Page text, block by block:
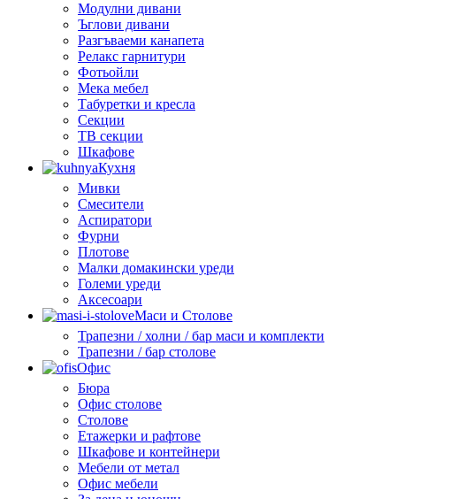
Модулни дивани
Ъглови дивани
Разгъваеми канапета
Релакс гарнитури
Фотьойли
Мека мебел
Табуретки и кресла
Секции
ТВ секции
Шкафове
Кухня
Мивки
Смесители
Аспиратори
Фурни
Плотове
Малки домакински уреди
Големи уреди
Аксесоари
Маси и Столове
Трапезни / холни / бар маси и комплекти
Трапезни / бар столове
Офис
Бюра
Офис столове
Столове
Етажерки и рафтове
Шкафове и контейнери
Мебели от метал
Офис мебели